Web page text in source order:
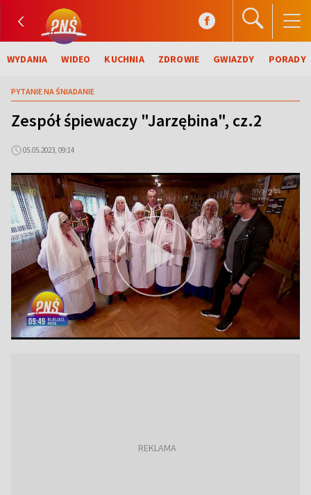
WYDANIA WIDEO KUCHNIA ZDROWIE GWIAZDY PORADY
PYTANIE NA ŚNIADANIE
Zespół śpiewaczy "Jarzębina", cz.2
05.05.2023, 09:14